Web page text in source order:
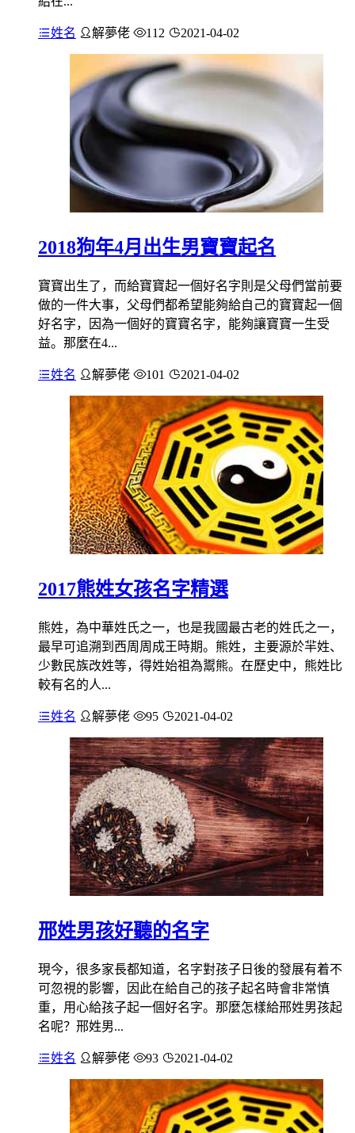
姓名 解夢佬 112 2021-04-02
2018狗年4月出生男寶寶起名
寶寶出生了，而給寶寶起一個好名字則是父母們當前要
做的一件大事，父母們都希望能夠給自己的寶寶起一個
好名字，因為一個好的寶寶名字，能夠讓寶寶一生受
益。那麼在4...
姓名 解夢佬 101 2021-04-02
2017熊姓女孩名字精選
熊姓，為中華姓氏之一，也是我國最古老的姓氏之一，
最早可追溯到西周周成王時期。熊姓，主要源於羋姓、
少數民族改姓等，得姓始祖為鬻熊。在歷史中，熊姓比
較有名的人...
姓名 解夢佬 95 2021-04-02
邢姓男孩好聽的名字
現今，很多家長都知道，名字對孩子日後的發展有着不
可忽視的影響，因此在給自己的孩子起名時會非常慎
重，用心給孩子起一個好名字。那麼怎樣給邢姓男孩起
名呢？邢姓男...
姓名 解夢佬 93 2021-04-02